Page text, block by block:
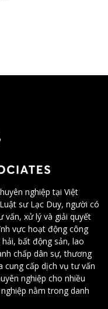
nghiệp tại Việt
sư Lạc Duy, người có
vấn, xử lý và giải quyết
vực hoạt động công
bất động sản, lao
chấp dân sự, thương
cung cấp dịch vụ tư vấn
nghiệp cho nhiều
nằm trong danh